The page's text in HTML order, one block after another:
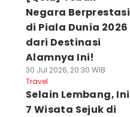
Negara Berprestasi
di Piala Dunia 2026
dari Destinasi
Alamnya Ini!
30 Jul 2026, 20:30 WIB
Travel
Selain Lembang, Ini
7 Wisata Sejuk di